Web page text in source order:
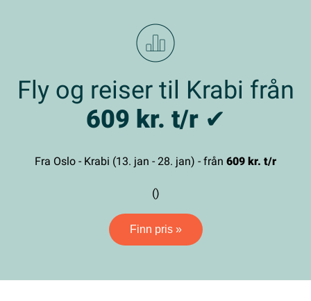
Fly og reiser til Krabi från
609 kr. t/r✔
Fra Oslo - Krabi (13. jan - 28. jan) - från 609 kr. t/r
()
Finn pris »